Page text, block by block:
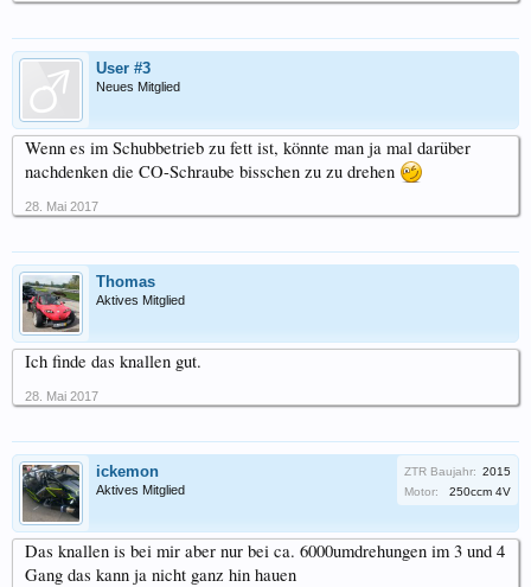
User #3
Neues Mitglied
Wenn es im Schubbetrieb zu fett ist, könnte man ja mal darüber
nachdenken die CO-Schraube bisschen zu zu drehen
28. Mai 2017
Thomas
Aktives Mitglied
Ich finde das knallen gut.
28. Mai 2017
ickemon
Aktives Mitglied
ZTR Baujahr: 2015
Motor:
250ccm 4V
Das knallen is bei mir aber nur bei ca. 6000umdrehungen im 3 und 4
Gang das kann ja nicht ganz hin hauen